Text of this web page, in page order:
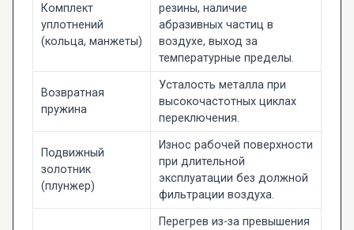
Комплект
уплотнений
(кольца, манжеты)
резины, наличие
абразивных частиц в
воздухе, выход за
температурные пределы.
Возвратная
пружина
Усталость металла при
высокочастотных циклах
переключения.
Подвижный
золотник
(плунжер)
Износ рабочей поверхности
при длительной
эксплуатации без должной
фильтрации воздуха.
Перегрев из-за превышения